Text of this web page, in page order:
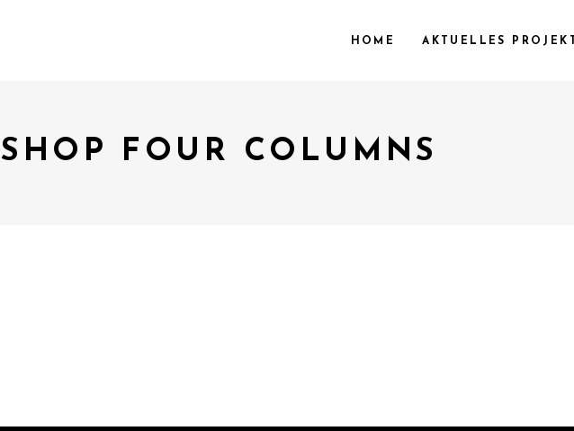
HOME AKTUELLES PROJEKT
SHOP FOUR COLUMNS